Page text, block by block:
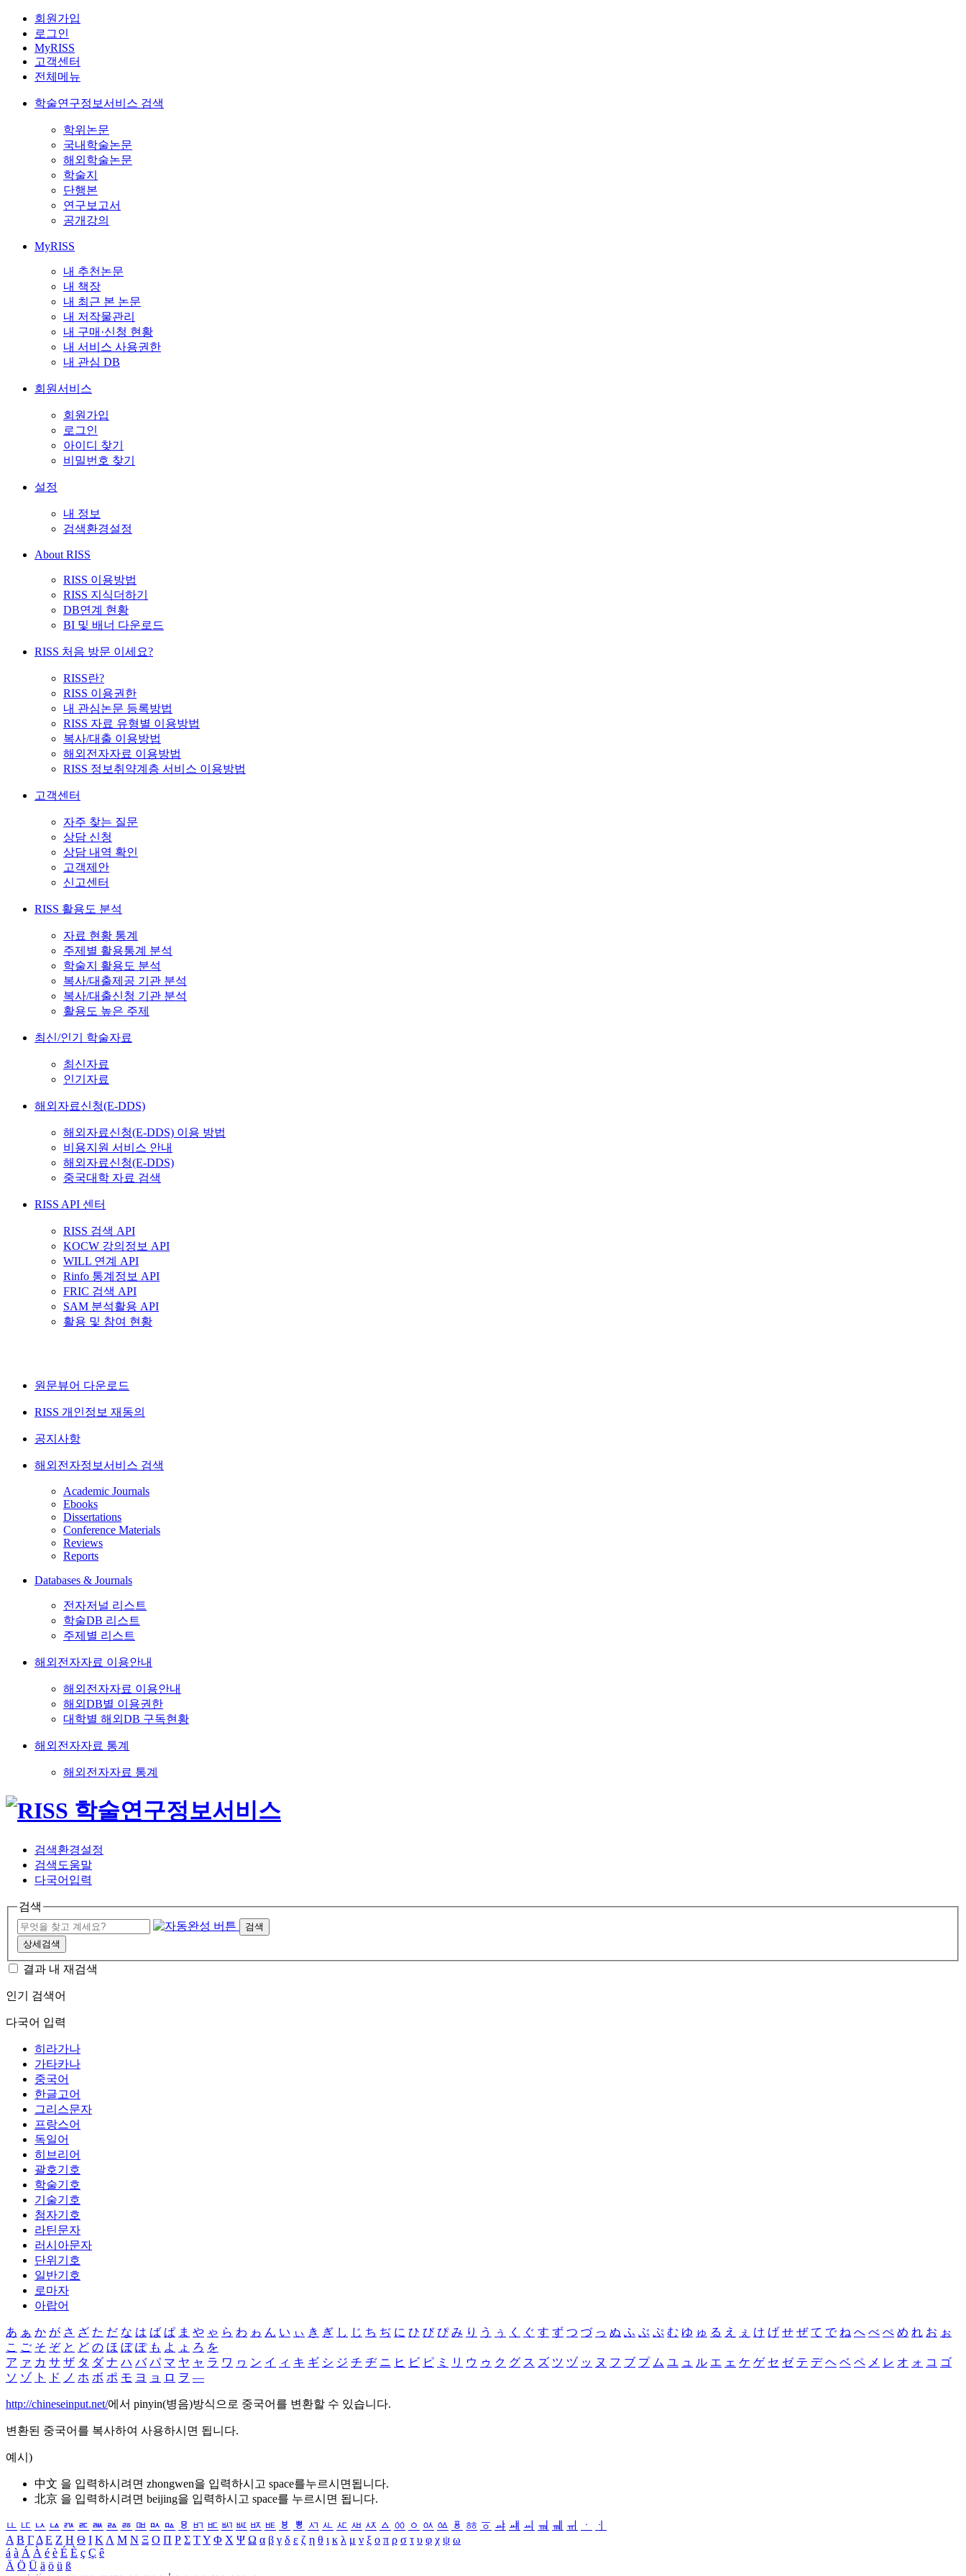
회원가입
로그인
MyRISS
고객센터
전체메뉴
학술연구정보서비스 검색
학위논문
국내학술논문
해외학술논문
학술지
단행본
연구보고서
공개강의
MyRISS
내 추천논문
내 책장
내 최근 본 논문
내 저작물관리
내 구매·신청 현황
내 서비스 사용권한
내 관심 DB
회원서비스
회원가입
로그인
아이디 찾기
비밀번호 찾기
설정
내 정보
검색환경설정
About RISS
RISS 이용방법
RISS 지식더하기
DB연계 현황
BI 및 배너 다운로드
RISS 처음 방문 이세요?
RISS란?
RISS 이용권한
내 관심논문 등록방법
RISS 자료 유형별 이용방법
복사/대출 이용방법
해외전자자료 이용방법
RISS 정보취약계층 서비스 이용방법
고객센터
자주 찾는 질문
상담 신청
상담 내역 확인
고객제안
신고센터
RISS 활용도 분석
자료 현황 통계
주제별 활용통계 분석
학술지 활용도 분석
복사/대출제공 기관 분석
복사/대출신청 기관 분석
활용도 높은 주제
최신/인기 학술자료
최신자료
인기자료
해외자료신청(E-DDS)
해외자료신청(E-DDS) 이용 방법
비용지원 서비스 안내
해외자료신청(E-DDS)
중국대학 자료 검색
RISS API 센터
RISS 검색 API
KOCW 강의정보 API
WILL 연계 API
Rinfo 통계정보 API
FRIC 검색 API
SAM 분석활용 API
활용 및 참여 현황
원문뷰어 다운로드
RISS 개인정보 재동의
공지사항
해외전자정보서비스 검색
Academic Journals
Ebooks
Dissertations
Conference Materials
Reviews
Reports
Databases & Journals
전자저널 리스트
학술DB 리스트
주제별 리스트
해외전자자료 이용안내
해외전자자료 이용안내
해외DB별 이용권한
대학별 해외DB 구독현황
해외전자자료 통계
해외전자자료 통계
검색환경설정
검색도움말
다국어입력
검색
검색
상세검색
결과 내 재검색
인기 검색어
다국어 입력
히라가나
가타카나
중국어
한글고어
그리스문자
프랑스어
독일어
히브리어
괄호기호
학술기호
기술기호
첨자기호
라틴문자
러시아문자
단위기호
일반기호
로마자
아랍어
あ ぁ か が さ ざ た だ な は ば ぱ ま や ゃ ら わ ゎ ん い ぃ き ぎ し じ ち ぢ に ひ び ぴ み り う ぅ く ぐ す ず つ づ っ ぬ ふ ぶ ぷ む ゆ ゅ る え ぇ け げ せ ぜ て で ね へ べ ぺ め れ お ぉ
こ ご そ ぞ と ど の ほ ぼ ぽ も よ ょ ろ を
ア ァ カ サ ザ タ ダ ナ ハ バ パ マ ヤ ャ ラ ワ ヮ ン イ ィ キ ギ シ ジ チ ヂ ニ ヒ ビ ピ ミ リ ウ ゥ ク グ ス ズ ツ ヅ ッ ヌ フ ブ プ ム ユ ュ ル エ ェ ケ ゲ セ ゼ テ デ ヘ ベ ペ メ レ オ ォ コ ゴ
ソ ゾ ト ド ノ ホ ボ ポ モ ヨ ョ ロ ヲ ―
http://chineseinput.net/에서 pinyin(병음)방식으로 중국어를 변환할 수 있습니다.
변환된 중국어를 복사하여 사용하시면 됩니다.
예시)
中文 을 입력하시려면 zhongwen을 입력하시고 space를누르시면됩니다.
北京 을 입력하시려면 beijing을 입력하시고 space를 누르시면 됩니다.
ㅥ ㅦ ㅧ ㅨ ㅩ ㅪ ㅫ ㅬ ㅭ ㅮ ㅯ ㅰ ㅱ ㅲ ㅳ ㅴ ㅵ ㅶ ㅷ ㅸ ㅹ ㅺ ㅻ ㅼ ㅽ ㅾ ㅿ ㆀ ㆁ ㆂ ㆃ ㆄ ㆅ ㆆ ㆇ ㆈ ㆉ ㆊ ㆋ ㆌ ㆍ
ㆎ
Α Β ΓΔ Ε Ζ Η Θ Ι ΚΛ Μ Ν Ξ Ο Π Ρ Σ ΤΥ Φ Χ Ψ Ω α β γ δ ε ζ η θ ι κ λ μ ν ξ ο π ρ σ τ υ φ χ ψ ω
á à Á À é è É È ç Ç ê
Ä Ö Ü ä ö ü ß